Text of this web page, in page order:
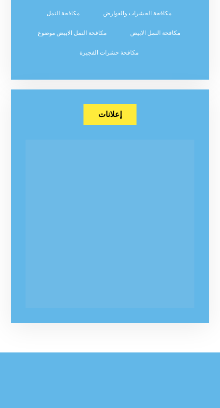
مكافحة الحشرات والقوارض مكافحة النمل
مكافحة النمل الابيض مكافحة النمل الابيض موضوع
مكافحة حشرات الفجيرة
إعلانات